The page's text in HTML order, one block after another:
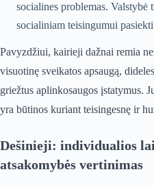
socialines problemas. Valstybė
socialiniam teisingumui
Pavyzdžiui, kairieji dažnai remia
visuotinę sveikatos apsaugą,
griežtus aplinkosaugos įstatymus.
yra būtinos kuriant teisingesnę ir
Dešinieji: individualios
atsakomybės vertinimas